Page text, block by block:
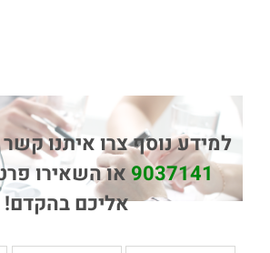
למידע נוסף צרו איתנו
9037141או השאירו
אליכם בהקדם!